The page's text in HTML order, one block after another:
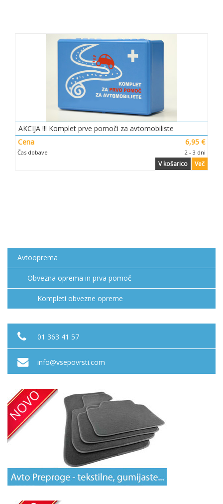
AKCIJA !!! Komplet prve pomoči za avtomobiliste
Cena
6,95 €
Čas dobave 2 - 3 dni
Več
V košarico
Avtooprema
Obvezna oprema in prva pomoč
Kompleti obvezne opreme
01 363 41 57
info@vsepovrsti.com